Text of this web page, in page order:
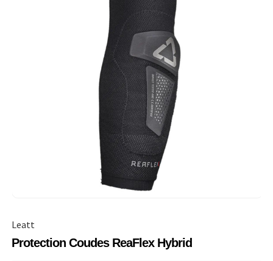
Leatt
Protection Coudes ReaFlex Hybrid